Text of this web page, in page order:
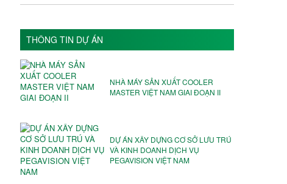
THÔNG TIN DỰ ÁN
NHÀ MÁY SẢN XUẤT COOLER
MASTER VIỆT NAM GIAI ĐOẠN II
DỰ ÁN XÂY DỰNG CƠ SỞ LƯU TRÚ
VÀ KINH DOANH DỊCH VỤ
PEGAVISION VIỆT NAM